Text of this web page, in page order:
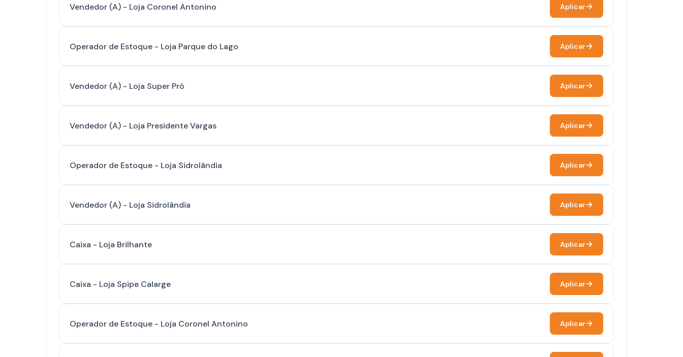
Vendedor (A) - Loja Coronel Antonino Aplicar
Operador de Estoque - Loja Parque do Lago Aplicar
Vendedor (A) - Loja Super Pró Aplicar
Vendedor (A) - Loja Presidente Vargas Aplicar
Operador de Estoque - Loja Sidrolândia Aplicar
Vendedor (A) - Loja Sidrolândia Aplicar
Caixa - Loja Brilhante Aplicar
Caixa - Loja Spipe Calarge Aplicar
Operador de Estoque - Loja Coronel Antonino Aplicar